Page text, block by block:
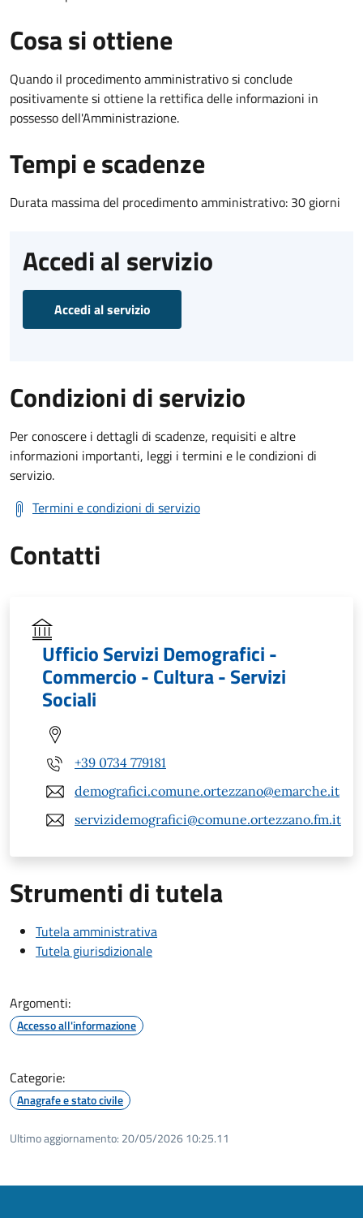
Cosa si ottiene
Quando il procedimento amministrativo si conclude
positivamente si ottiene la rettifica delle informazioni in
possesso dell'Amministrazione.
Tempi e scadenze
Durata massima del procedimento amministrativo: 30 giorni
Accedi al servizio
Accedi al servizio
Condizioni di servizio
Per conoscere i dettagli di scadenze, requisiti e altre
informazioni importanti, leggi i termini e le condizioni di
servizio.
Termini e condizioni di servizio
Contatti
Ufficio Servizi Demografici -
Commercio - Cultura - Servizi
Sociali
+39 0734 779181
demografici.comune.ortezzano@emarche.it
servizidemografici@comune.ortezzano.fm.it
Strumenti di tutela
Tutela amministrativa
Tutela giurisdizionale
Argomenti:
Accesso all'informazione
Categorie:
Anagrafe e stato civile
Ultimo aggiornamento: 20/05/2026 10:25.11